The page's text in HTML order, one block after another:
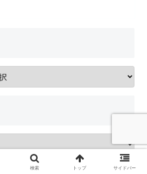
検索 トップ サイドバー